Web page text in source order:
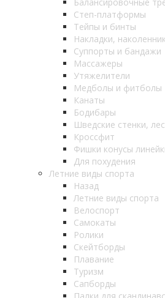
Степ-платформы
Тейпы и бинты
Накладки,
Суппорты и бандажи
Массажеры
Утяжелители
Медболы и фитболы
Канаты
Бодибары
Шведские стенки,
Кроссфит
Фишки конусы
Для похудения
Летние виды спорта
Назад
Летние виды спорта
Велоспорт
Самокаты
Ролики
Скейтборды
Плавание
Туризм
Сапборды
Палки для